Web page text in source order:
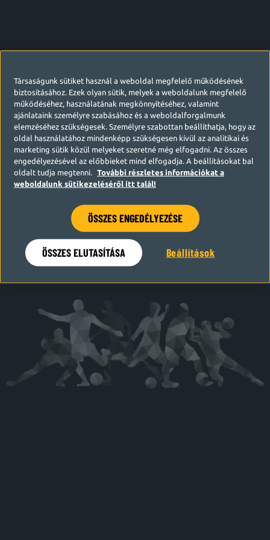
Hamarosan visszatérünk
Társaságunk sütiket használ a weboldal megfelelő működésének
biztosításához. Ezek olyan sütik, melyek a weboldalunk megfelelő
működéséhez, használatának megkönnyítéséhez, valamint
ajánlataink személyre szabásához és a weboldalforgalmunk
elemzéséhez szükségesek. Személyre szabottan beállíthatja, hogy az
oldal használatához mindenképp szükségesen kívül az analitikai és
marketing sütik közül melyeket szeretné még elfogadni. Az összes
engedélyezésével az előbbieket mind elfogadja. A beállításokat bal
oldalt tudja megtenni.
További részletes információkat a
weboldalunk sütikezeléséről itt talál!
ÖSSZES ENGEDÉLYEZÉSE
ÖSSZES ELUTASÍTÁSA Beállítások